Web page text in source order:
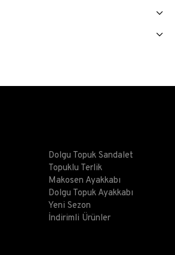
Dolgu Topuk Sandalet
Topuklu Terlik
Makosen Ayakkabı
Dolgu Topuk Ayakkabı
Yeni Sezon
İndirimli Ürünler